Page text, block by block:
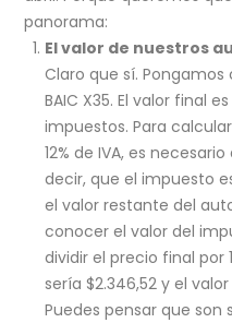
panorama:
El valor de nuestros
Claro que sí.
BAIC X35. El valor final
impuestos. Para
12% de IVA, es necesario
decir, que el impuesto
el valor restante del auto
conocer el valor del
dividir el precio final por
sería $2.346,52 y el
Puedes pensar que son